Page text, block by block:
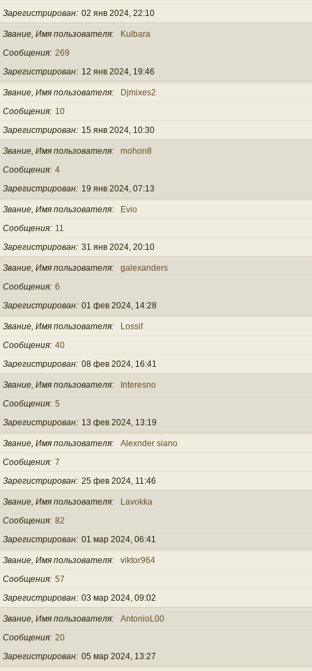
Зарегистрирован 02 янв 2024, 22:10
Звание, Имя пользователя
Kulbara
Сообщения 269
Зарегистрирован
12 янв 2024, 19:46
Звание, Имя пользователя
Djmixes2
Сообщения
10
Зарегистрирован
15 янв 2024, 10:30
Звание, Имя пользователя
mohon8
Сообщения 4
Зарегистрирован
19 янв 2024, 07:13
Звание, Имя пользователя
Evio
Сообщения
11
Зарегистрирован 31 янв 2024, 20:10
Звание, Имя пользователя
galexanders
Сообщения 6
Зарегистрирован 01 фев 2024, 14:28
Звание, Имя пользователя
Lossif
Сообщения 40
Зарегистрирован 08 фев 2024, 16:41
Звание, Имя пользователя
Interesno
Сообщения 5
Зарегистрирован
13 фев 2024, 13:19
Звание, Имя пользователя
Alexnder siano
Сообщения 7
Зарегистрирован 25 фев 2024, 11:46
Звание, Имя пользователя
Lavokka
Сообщения 82
Зарегистрирован 01 мар 2024, 06:41
Звание, Имя пользователя
viktor964
Сообщения 57
Зарегистрирован 03 мар 2024, 09:02
Звание, Имя пользователя
AntonioL00
Сообщения 20
Зарегистрирован 05 мар 2024, 13:27